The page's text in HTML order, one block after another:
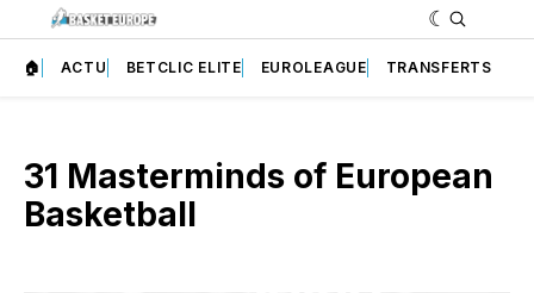
🏠 ACTU BETCLIC ELITE EUROLEAGUE TRANSFERTS
31 Masterminds of European
Basketball